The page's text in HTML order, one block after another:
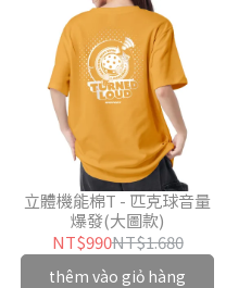
立體機能棉T - 匹克球音量
爆發(大圖款)
NT$990NT$1.680
thêm vào giỏ hàng